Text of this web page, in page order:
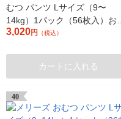
むつ パンツ Lサイズ（9〜
14kg）1パック（56枚入）おや
すみパンツ ウルトラジャンボ
3,020円 （税込）
カートに入れる
40